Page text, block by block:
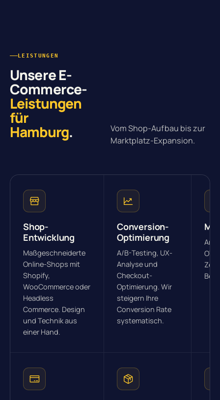
LEISTUNGEN
Unsere E-
Commerce-
Leistungen
für
Hamburg.
Vom Shop-Aufbau bis zur
Marktplatz-Expansion.
Shop-
Entwicklung
Maßgeschneiderte
Online-Shops mit
Shopify,
WooCommerce oder
Headless
Commerce. Design
und Technik aus
einer Hand.
Conversion-
Optimierung
A/B-Testing, UX-
Analyse und
Checkout-
Optimierung. Wir
steigern Ihre
Conversion Rate
systematisch.